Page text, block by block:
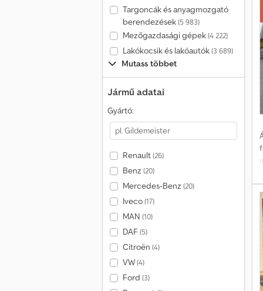
Targoncák és anyagmozgató
berendezések(5 983)
Mezőgazdasági gépek(4 222)
Lakókocsik és lakóautók(3 689)
Mutass többet
Jármű adatai
Gyártó:
Renault(26)
Benz (20)
Mercedes-Benz (20)
Iveco(17)
MAN (10)
DAF (5)
Citroën (4)
VW(4)
Ford (3)